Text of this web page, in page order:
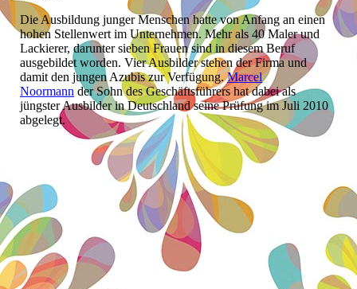
Die Ausbildung junger Menschen hatte von Anfang an einen
hohen Stellenwert im Unternehmen. Mehr als 40 Maler und
Lackierer, darunter sieben Frauen sind in diesem Beruf
ausgebildet worden. Vier Ausbilder stehen der Firma und
damit den jungen Azubis zur Verfügung.Marcel
Noormann der Sohn des Geschäftsführers hat dabei als
jüngster Ausbilder in Deutschland seine Prüfung im Juli 2010
abgelegt.